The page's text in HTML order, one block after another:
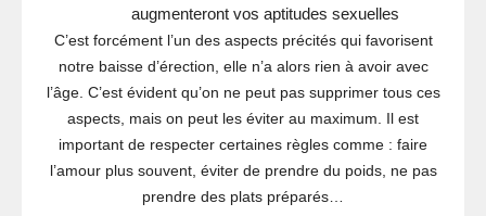
augmenteront vos aptitudes sexuelles
C’est forcément l’un des aspects précités qui favorisent
notre baisse d’érection, elle n’a alors rien à avoir avec
l’âge. C’est évident qu’on ne peut pas supprimer tous ces
aspects, mais on peut les éviter au maximum. Il est
important de respecter certaines règles comme : faire
l’amour plus souvent, éviter de prendre du poids, ne pas
prendre des plats préparés…